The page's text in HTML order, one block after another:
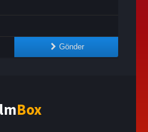
Gönder
Box